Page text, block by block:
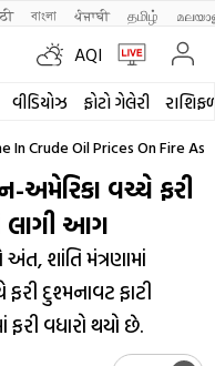
বাংলা ਪੰਜਾਬੀ தமிழ்
AQI
વીડિયોઝ ફોટો ગેલેરી
In Crude Oil Prices On Fire
અમેરિકા વચ્ચે ફરી
લાગી આગ
શાંતિ મંત્રણામાં
દુશ્મનાવટ ફાટી
વધારો થયો છે.